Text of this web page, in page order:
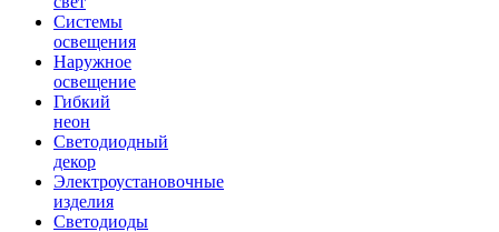
Системы
освещения
Наружное
освещение
Гибкий
неон
Светодиодный
декор
Электроустановочные
изделия
Светодиоды